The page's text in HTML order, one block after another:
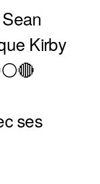
Kirby
ses